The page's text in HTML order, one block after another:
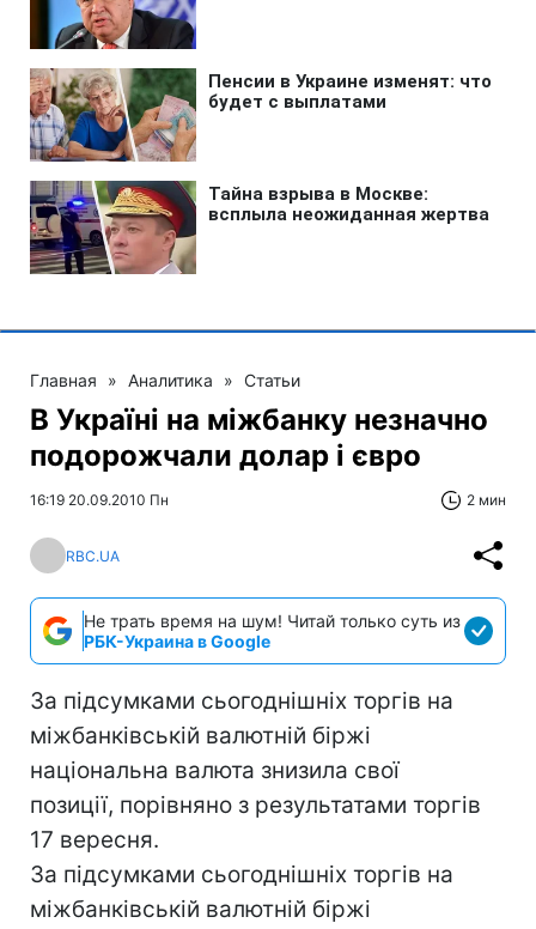
Главная » Аналитика » Статьи
В Україні на міжбанку незначно
подорожчали долар і євро
16:19 20.09.2010 Пн 2 мин
RBC.UA
Не трать время на шум! Читай только суть из
РБК-Украина в Google
За підсумками сьогоднішніх торгів на
міжбанківській валютній біржі
національна валюта знизила свої
позиції, порівняно з результатами торгів
17 вересня.
За підсумками сьогоднішніх торгів на
міжбанківській валютній біржі